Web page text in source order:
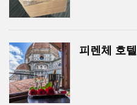
피렌체 호